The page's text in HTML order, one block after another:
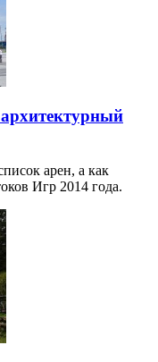
арен, а как
Игр 2014 года.